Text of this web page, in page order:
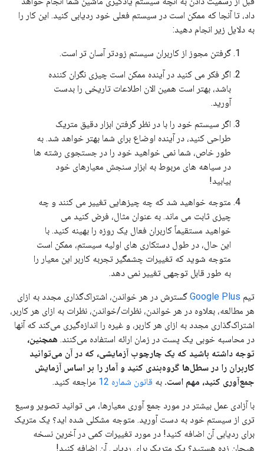
داد، تا آنجا که ممکن است در سیستم فعلی خود ردیابی کنید. این کار را
به دلایل زیر انجام دهید:
گرفتن مجوز از کاربران سیستم زودتر آسان تر است.
اگر فکر می کنید در آینده ممکن است چیزی نگران کننده
باشد، بهتر است همین الان اطلاعات تاریخی را بدست
آورید.
اگر سیستم خود را با در نظر گرفتن ابزار دقیق متریک
طراحی کنید، در آینده اوضاع برای شما بهتر خواهد شد. به
طور خاص، شما نمی خواهید خود را در جستجوی رشته ها
در سیاهه های مربوط به ابزار سنجش معیارهای خود
بیابید!
متوجه خواهید شد که چه چیزهایی تغییر می کنند و چه
چیزی ثابت می ماند. به عنوان مثال، فرض کنید می
خواهید مستقیماً کاربران فعال یک روزه را بهینه کنید. با
این حال، در طول دستکاری های اولیه سیستم، ممکن است
متوجه شوید که تغییرات چشمگیر تجربه کاربر این معیار را
به طور قابل توجهی تغییر نمی دهد.
تیم Google Plus گسترش در هر خواندن، اشتراک‌گذاری مجدد به ازای
هر مطالعه، بعلاوه در هر خواندن، نظرات/خواندن، نظرات به ازای هر کاربر،
اشتراک‌گذاری مجدد به ازای هر کاربر، و غیره را اندازه‌گیری می‌کند که آنها
در محاسبه خوبی یک پست در زمان ارائه استفاده می‌کنند. همچنین،
توجه داشته باشید که یک چارچوب آزمایشی، که در آن می‌توانید
کاربران را در سطل‌ها گروه‌بندی کنید و آمار را بر اساس آزمایش
جمع‌آوری کنید، مهم است. به قانون شماره 12 مراجعه کنید.
با آزادی عمل بیشتر در مورد جمع آوری معیارها، می توانید تصویر وسیع
تری از سیستم خود به دست آورید. متوجه مشکلی شده اید؟ یک متریک
برای ردیابی آن اضافه کنید! در مورد تغییرات کمی در آخرین نسخه
هیجان زده هستید؟ یک متریک برای ردیابی آن اضافه کنید!